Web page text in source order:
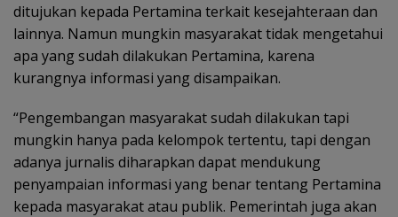
ditujukan kepada Pertamina terkait kesejahteraan dan
lainnya. Namun mungkin masyarakat tidak mengetahui
apa yang sudah dilakukan Pertamina, karena
kurangnya informasi yang disampaikan.
“Pengembangan masyarakat sudah dilakukan tapi
mungkin hanya pada kelompok tertentu, tapi dengan
adanya jurnalis diharapkan dapat mendukung
penyampaian informasi yang benar tentang Pertamina
kepada masyarakat atau publik. Pemerintah juga akan